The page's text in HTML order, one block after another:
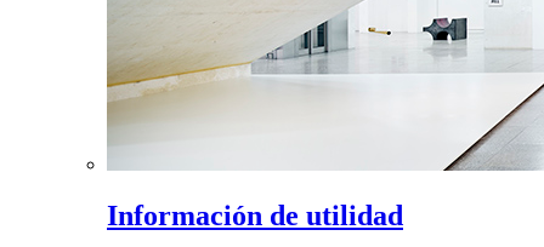
Información de utilidad